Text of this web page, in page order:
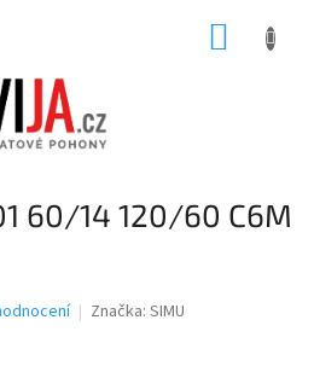
60/14 120/60 C6M
Značka: SIMU